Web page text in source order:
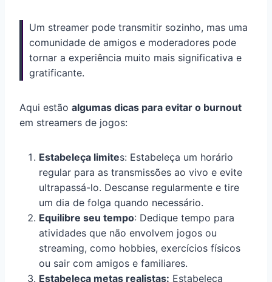
Um streamer pode transmitir sozinho, mas uma
comunidade de amigos e moderadores pode
tornar a experiência muito mais significativa e
gratificante.
Aqui estão algumas dicas para evitar o burnout
em streamers de jogos:
Estabeleça limites: Estabeleça um horário
regular para as transmissões ao vivo e evite
ultrapassá-lo. Descanse regularmente e tire
um dia de folga quando necessário.
Equilibre seu tempo: Dedique tempo para
atividades que não envolvem jogos ou
streaming, como hobbies, exercícios físicos
ou sair com amigos e familiares.
Estabeleça metas realistas: Estabeleça